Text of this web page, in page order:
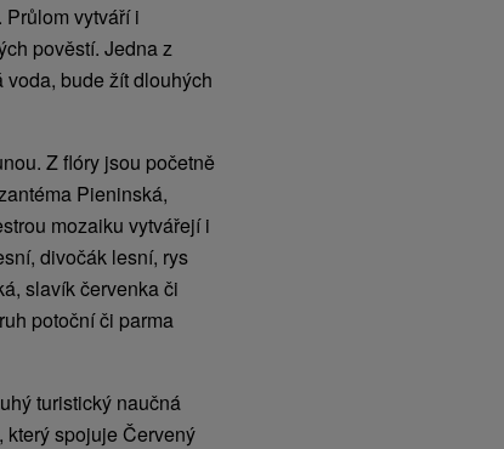
vytváří i
pověstí. Jedna z
bude žít dlouhých
Z flóry jsou početně
Pieninská,
mozaiku vytvářejí i
divočák lesní, rys
slavík červenka či
potoční či parma
turistický naučná
který spojuje Červený